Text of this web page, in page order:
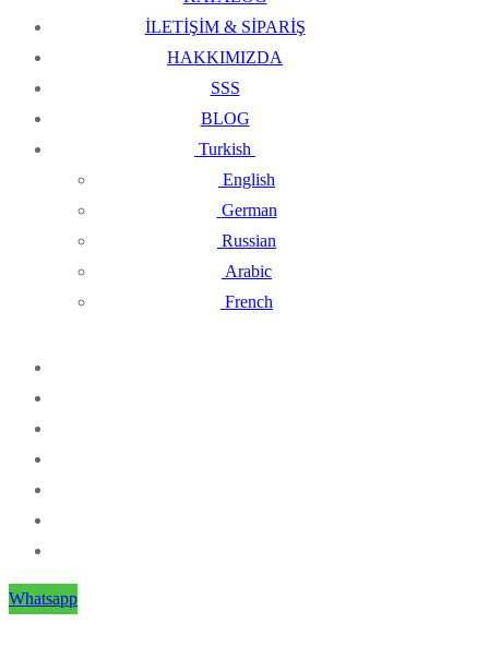
İLETİŞİM & SİPARİŞ
HAKKIMIZDA
SSS
BLOG
Turkish
English
German
Russian
Arabic
French
Whatsapp